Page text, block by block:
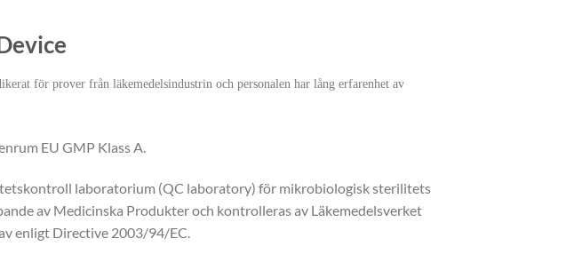
för prover från läkemedelsindustrin och personalen har lång erfarenhet av
EU GMP Klass A.
laboratorium (QC laboratory) för mikrobiologisk sterilitets
av Medicinska Produkter och kontrolleras av Läkemedelsverket
enligt Directive 2003/94/EC.